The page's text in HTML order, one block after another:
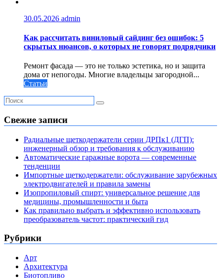
30.05.2026 admin
Как рассчитать виниловый сайдинг без ошибок: 5
скрытых нюансов, о которых не говорят подрядчики
Ремонт фасада — это не только эстетика, но и защита
дома от непогоды. Многие владельцы загородной...
Статьи
Свежие записи
Радиальные щеткодержатели серии ДРПк1 (ДГП):
инженерный обзор и требования к обслуживанию
Автоматические гаражные ворота — современные
тенденции
Импортные щеткодержатели: обслуживание зарубежных
электродвигателей и правила замены
Изопропиловый спирт: универсальное решение для
медицины, промышленности и быта
Как правильно выбрать и эффективно использовать
преобразователь частот: практический гид
Рубрики
Арт
Архитектура
Биотопливо